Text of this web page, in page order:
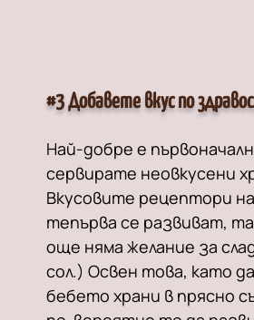
#3 Добавете вкус по
Най-добре е
сервирате неовкусени
Вкусовите рецептори
тепърва се развиват,
още няма желание за
сол.) Освен това, като
бебето храни в прясно